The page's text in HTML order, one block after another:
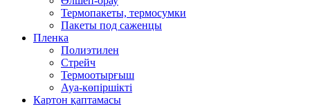
Термопакеты, термосумки
Пакеты под саженцы
Пленка
Полиэтилен
Стрейч
Термоотырғыш
Ауа-көпіршікті
Картон қаптамасы